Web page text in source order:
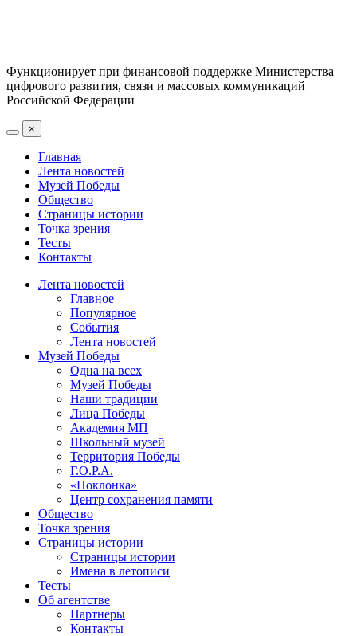
Функционирует при финансовой поддержке Министерства
цифрового развития, связи и массовых коммуникаций
Российской Федерации
×
Главная
Лента новостей
Музей Победы
Общество
Страницы истории
Точка зрения
Тесты
Контакты
Лента новостей
Главное
Популярное
События
Лента новостей
Музей Победы
Одна на всех
Музей Победы
Наши традиции
Лица Победы
Академия МП
Школьный музей
Территория Победы
Г.О.Р.А.
«Поклонка»
Центр сохранения памяти
Общество
Точка зрения
Страницы истории
Страницы истории
Имена в летописи
Тесты
Об агентстве
Партнеры
Контакты